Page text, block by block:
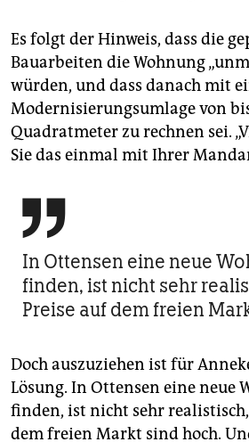
Es folgt der Hinweis, dass die
Bauarbeiten die Wohnung
würden, und dass danach mit
Modernisierungsumlage von
Quadratmeter zu rechnen sei.
Sie das einmal mit Ihrer

In Ottensen eine neue
finden, ist nicht sehr
Preise auf dem freien
Doch auszuziehen ist für
Lösung. In Ottensen eine neue
finden, ist nicht sehr
dem freien Markt sind hoch.